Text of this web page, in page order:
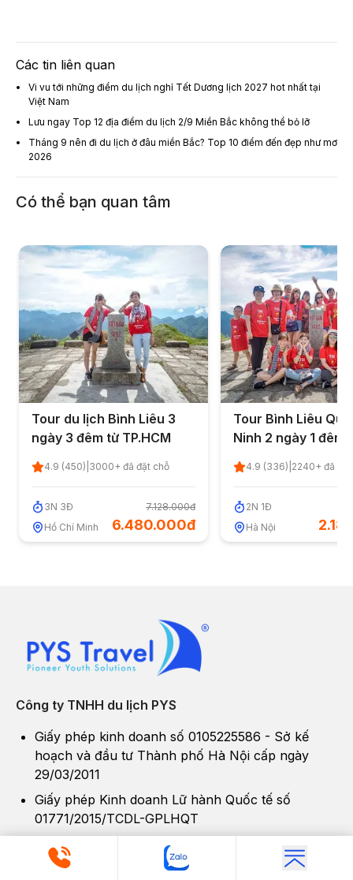
Các tin liên quan
Vi vu tới những điểm du lịch nghỉ Tết Dương lịch 2027 hot nhất tại
Việt Nam
Lưu ngay Top 12 địa điểm du lịch 2/9 Miền Bắc không thể bỏ lỡ
Tháng 9 nên đi du lịch ở đâu miền Bắc? Top 10 điểm đến đẹp như mơ
2026
Có thể bạn quan tâm
Tour du lịch Bình Liêu 3
ngày 3 đêm từ TP.HCM
4.9 (450) 3000+ đã đặt chỗ
3N 3Đ
Hồ Chí Minh
7.128.000đ
6.480.000đ
Tour Bình Liêu
Ninh 2 ngày 1 đêm
long
4.9 (336) 2240+ đã
2N 1Đ
Hà Nội
Công ty TNHH du lịch PYS
Giấy phép kinh doanh số 0105225586 - Sở kế
hoạch và đầu tư Thành phố Hà Nội cấp ngày
29/03/2011
Giấy phép Kinh doanh Lữ hành Quốc tế số
01771/2015/TCDL-GPLHQT
Hoạt động